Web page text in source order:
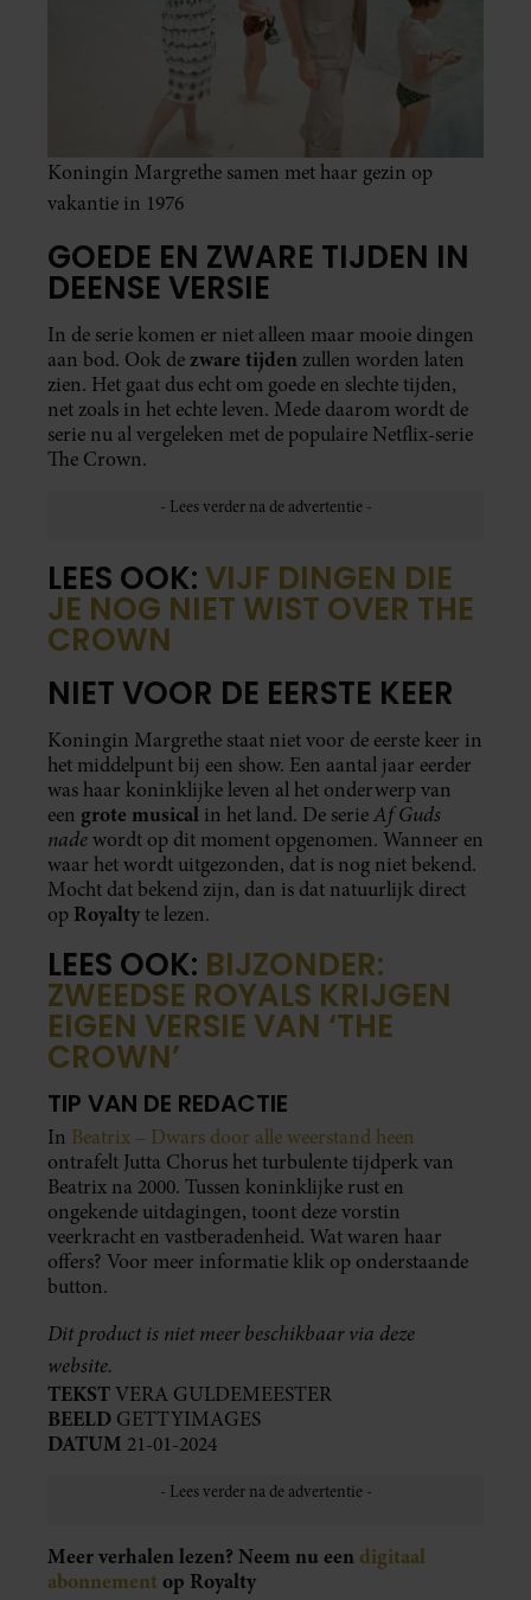
Koningin Margrethe samen met haar gezin op
vakantie in 1976
GOEDE EN ZWARE TIJDEN IN
DEENSE VERSIE
In de serie komen er niet alleen maar mooie dingen
aan bod. Ook dezware tijden zullen worden laten
zien. Het gaat dus echt om goede en slechte tijden,
net zoals in het echte leven. Mede daarom wordt de
serie nu al vergeleken met de populaire Netflix-serie
The Crown.
LEES OOK:VIJF DINGEN DIE
JE NOG NIET WIST OVER THE
CROWN
NIET VOOR DE EERSTE KEER
Koningin Margrethe staat niet voor de eerste keer in
het middelpunt bij een show. Een aantal jaar eerder
was haar koninklijke leven al het onderwerp van
een grote musical in het land. De serieAf Guds
nadewordt op dit moment opgenomen. Wanneer en
waar het wordt uitgezonden, dat is nog niet bekend.
Mocht dat bekend zijn, dan is dat natuurlijk direct
op Royalty te lezen.
LEES OOK: BIJZONDER:
ZWEEDSE ROYALS KRIJGEN
EIGEN VERSIE VAN ‘THE
CROWN’
TIP VAN DE REDACTIE
In Beatrix – Dwars door alle weerstand heen
ontrafelt Jutta Chorus het turbulente tijdperk van
Beatrix na 2000. Tussen koninklijke rust en
ongekende uitdagingen, toont deze vorstin
veerkracht en vastberadenheid. Wat waren haar
offers? Voor meer informatie klik op onderstaande
button.
Dit product is niet meer beschikbaar via deze
website.
TEKSTVERA GULDEMEESTER
BEELD GETTYIMAGES
DATUM 21-01-2024
Meer verhalen lezen? Neem nu een digitaal
abonnement op Royalty